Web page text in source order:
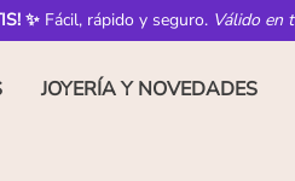
✨ Fácil, rápido y seguro. Válido en
JOYERÍA Y NOVEDADES